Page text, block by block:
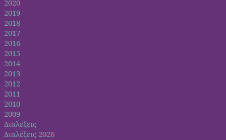
2020
2019
2018
2017
2016
2015
2014
2013
2012
2011
2010
2009
Διαλέξεις
Διαλέξεις 2026